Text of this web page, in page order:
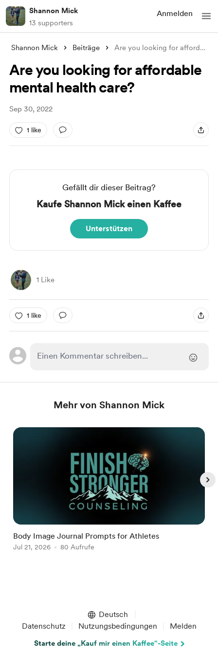
Shannon Mick
13 supporters
Anmelden
Shannon Mick Beiträge Are you looking for affordable mental he
Are you looking for affordable
mental health care?
Sep 30, 2022
1 like
Gefällt dir dieser Beitrag?
Kaufe Shannon Mick einen Kaffee
Unterstützen
1 Like
1 like
Mehr von Shannon Mick
Body Image Journal Prompts for Athletes
Jul 21, 2026 80 Aufrufe
Deutsch
Datenschutz
Nutzungsbedingungen Melden
Starte deine „Kauf mir einen Kaffee“-Seite